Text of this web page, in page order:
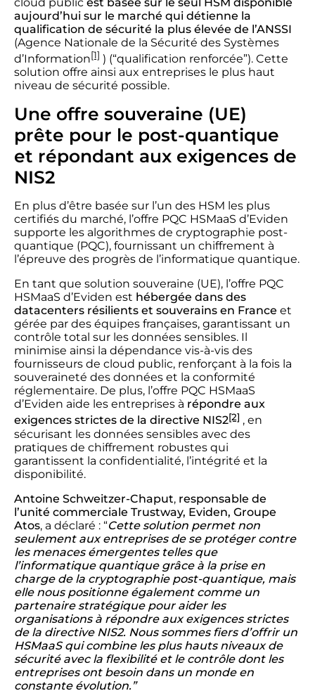
aujourd’hui sur le marché qui détienne la
qualification de sécurité la plus élevée de l’ANSSI
(Agence Nationale de la Sécurité des Systèmes
d’Information[1] ) (“qualification renforcée”). Cette
solution offre ainsi aux entreprises le plus haut
niveau de sécurité possible.
Une offre souveraine (UE)
prête pour le post-quantique
et répondant aux exigences de
NIS2
En plus d’être basée sur l’un des HSM les plus
certifiés du marché, l’offre PQC HSMaaS d’Eviden
supporte les algorithmes de cryptographie post-
quantique (PQC), fournissant un chiffrement à
l’épreuve des progrès de l’informatique quantique.
En tant que solution souveraine (UE), l’offre PQC
HSMaaS d’Eviden est hébergée dans des
datacenters résilients et souverains en France et
gérée par des équipes françaises, garantissant un
contrôle total sur les données sensibles. Il
minimise ainsi la dépendance vis-à-vis des
fournisseurs de cloud public, renforçant à la fois la
souveraineté des données et la conformité
réglementaire. De plus, l’offre PQC HSMaaS
d’Eviden aide les entreprises à répondre aux
exigences strictes de la directive NIS2[2] , en
sécurisant les données sensibles avec des
pratiques de chiffrement robustes qui
garantissent la confidentialité, l’intégrité et la
disponibilité.
Antoine Schweitzer-Chaput, responsable de
l’unité commerciale Trustway, Eviden, Groupe
Atos, a déclaré : “Cette solution permet non
seulement aux entreprises de se protéger contre
les menaces émergentes telles que
l’informatique quantique grâce à la prise en
charge de la cryptographie post-quantique, mais
elle nous positionne également comme un
partenaire stratégique pour aider les
organisations à répondre aux exigences strictes
de la directive NIS2. Nous sommes fiers d’offrir un
HSMaaS qui combine les plus hauts niveaux de
sécurité avec la flexibilité et le contrôle dont les
entreprises ont besoin dans un monde en
constante évolution.”